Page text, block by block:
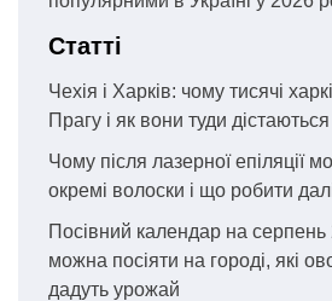
Статті
Чехія і Харків: чому тисячі
Прагу і як вони туди дістаються
Чому після лазерної епіляції
окремі волоски і що робити
Посівний календар на
можна посіяти на городі, які
дадуть урожай